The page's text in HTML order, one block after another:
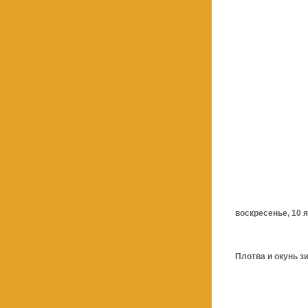
воскресенье, 10
Плотва и окунь